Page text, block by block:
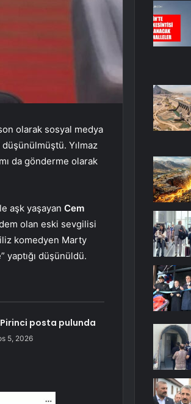
son olarak sosyal medya
düşünülmüştü. Yılmaz
da gönderme olarak
aşk yaşayan Cem
olan eski sevgilisi
komedyen Marty
yaptığı düşünüldü.
posta pulunda
5, 2026